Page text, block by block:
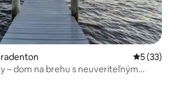
5 (33)
– dom na brehu s neuveriteľným